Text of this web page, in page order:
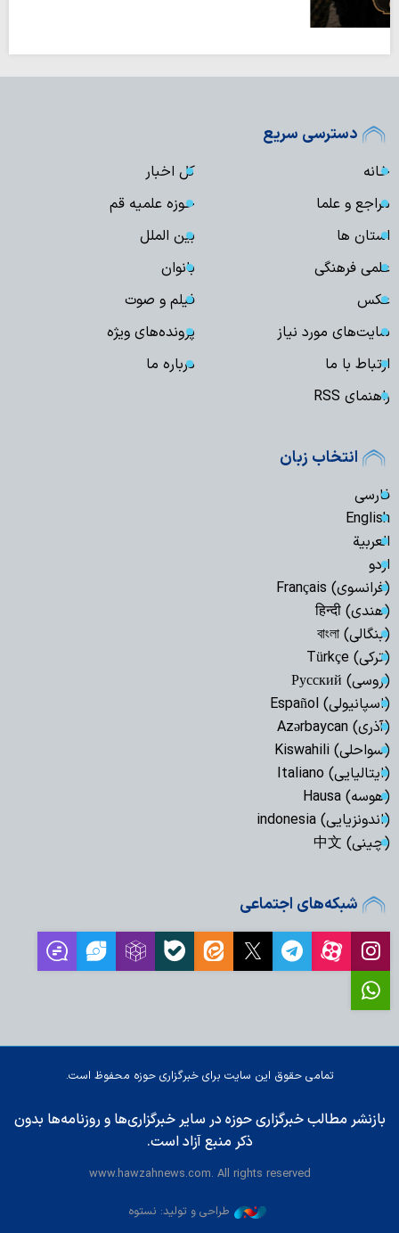
دسترسی سریع
خانه
کل اخبار
مراجع و علما
حوزه علمیه قم
استان ها
بین الملل
علمی فرهنگی
بانوان
عکس
فیلم و صوت
سایت‌های مورد نیاز
پرونده‌های ویژه
ارتباط با ما
درباره ما
راهنمای RSS
انتخاب زبان
فارسی
English
العربیة
اردو
(فرانسوی) Français
(هندی) हिन्दी
(بنگالی) বাংলা
(ترکی) Türkçe
(روسی) Русский
(اسپانیولی) Español
(آذری) Azərbaycan
(سواحلی) Kiswahili
(ایتالیایی) Italiano
(هوسه) Hausa
(اندونزیایی) indonesia
(چینی) 中文
شبکه‌های اجتماعی
تمامی حقوق این سایت برای خبرگزاری حوزه محفوظ است.
بازنشر مطالب خبرگزاری حوزه در سایر خبرگزاری‌ها و روزنامه‌ها بدون
ذکر منبع آزاد است.
www.hawzahnews.com. All rights reserved
طراحی و تولید: نستوه